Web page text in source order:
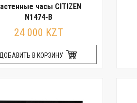
часы CITIZEN
N1474-B
24 000 KZT
В КОРЗИНУ